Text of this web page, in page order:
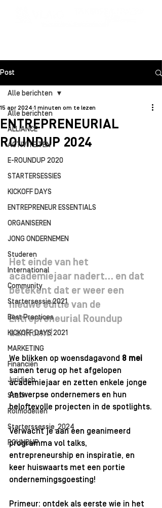
Post
Alle berichten
ALLIANCE
ACTIVITEITEN
E-ROUNDUP 2020
STARTERSESSIES
KICKOFF DAYS
ENTREPRENEUR ESSENTIALS
ORGANISEREN
JONG ONDERNEMEN
Studeren
International
Community
Startersessie 2021
Best Practices
KICKOFF DAYS 2021
MARKETING
Financiën
Juridisch
Staff
Rolmodellen
Starterssessie_2024
ROUNDUP
Alle berichten
ENTREPRENEURIAL
ROUNDUP 2024
15 apr 2024 1 minuten om te lezen
Het einde van het
academiejaar nadert… en dat
betekent dat er weer een
nieuwe editie van de
Entrepreneurial Roundup
aankomt!
We blikken op woensdagavond 8 mei
samen terug op het afgelopen
academiejaar en zetten enkele jonge
Antwerpse ondernemers en hun
beloftevolle projecten in de spotlights.
Verwacht je aan een geanimeerd
programma vol talks,
entrepreneurship en inspiratie, en
keer huiswaarts met een portie
ondernemingsgoesting!
Primeur: ontdek als eerste wie in het